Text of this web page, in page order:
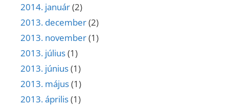
2014. január(2)
2013. december(2)
2013. november(1)
2013. július(1)
2013. június(1)
2013. május(1)
2013. április(1)